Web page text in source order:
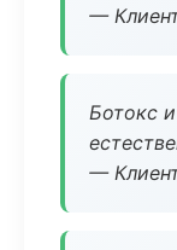
—
Ботокс
—